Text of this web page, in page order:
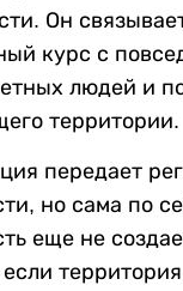
Он
курс с
людей и
территории.
передает
но сама по
еще не
если